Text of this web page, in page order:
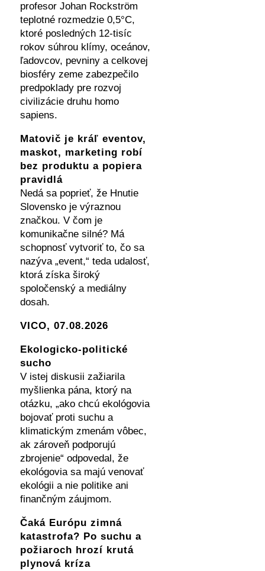
profesor Johan Rockström
teplotné rozmedzie 0,5°C,
ktoré posledných 12-tisíc
rokov súhrou klímy, oceánov,
ľadovcov, pevniny a celkovej
biosféry zeme zabezpečilo
predpoklady pre rozvoj
civilizácie druhu homo
sapiens.
Matovič je kráľ eventov,
maskot, marketing robí
bez produktu a popiera
pravidlá
Nedá sa poprieť, že Hnutie
Slovensko je výraznou
značkou. V čom je
komunikačne silné? Má
schopnosť vytvoriť to, čo sa
nazýva „event,“ teda udalosť,
ktorá získa široký
spoločenský a mediálny
dosah.
VICO, 07.08.2026
Ekologicko-politické
sucho
V istej diskusii zažiarila
myšlienka pána, ktorý na
otázku, „ako chcú ekológovia
bojovať proti suchu a
klimatickým zmenám vôbec,
ak zároveň podporujú
zbrojenie“ odpovedal, že
ekológovia sa majú venovať
ekológii a nie politike ani
finančným záujmom.
Čaká Európu zimná
katastrofa? Po suchu a
požiaroch hrozí krutá
plynová kríza